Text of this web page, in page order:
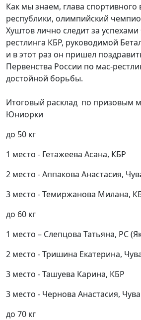
Как мы знаем, глава спортивного
республики, олимпийский
Хуштов лично следит за
рестлинга КБР, руководимой
и в этот раз он пришел
Первенства России по мас-
достойной борьбы.
Итоговый расклад по призовым
Юниорки
до 50 кг
1 место - Гетажеева Асана, КБР
2 место - Аппакова Анастасия,
3 место - Темиржанова Милана,
до 60 кг
1 место – Слепцова Татьяна, РС
2 место - Тришина Екатерина,
3 место - Ташуева Карина, КБР
3 место - Чернова Анастасия,
до 70 кг